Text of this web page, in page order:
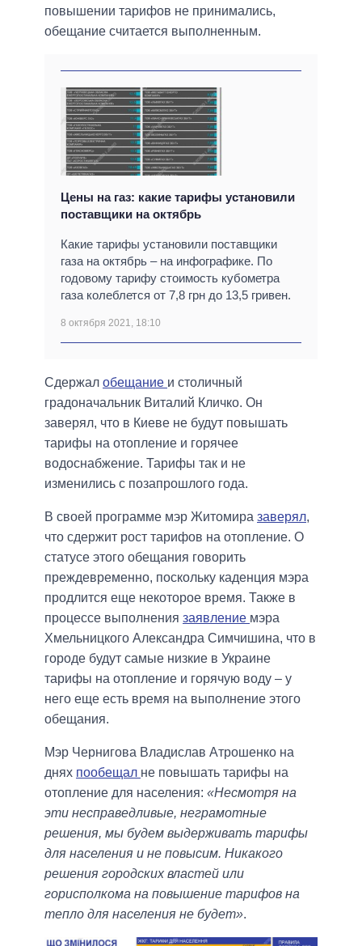
повышении тарифов не принимались,
обещание считается выполненным.
Цены на газ: какие тарифы установили
поставщики на октябрь
Какие тарифы установили поставщики
газа на октябрь – на инфографике. По
годовому тарифу стоимость кубометра
газа колеблется от 7,8 грн до 13,5 гривен.
8 октября 2021, 18:10
Сдержал обещание и столичный
градоначальник Виталий Кличко. Он
заверял, что в Киеве не будут повышать
тарифы на отопление и горячее
водоснабжение. Тарифы так и не
изменились с позапрошлого года.
В своей программе мэр Житомира заверял,
что сдержит рост тарифов на отопление. О
статусе этого обещания говорить
преждевременно, поскольку каденция мэра
продлится еще некоторое время. Также в
процессе выполнения заявление мэра
Хмельницкого Александра Симчишина, что в
городе будут самые низкие в Украине
тарифы на отопление и горячую воду – у
него еще есть время на выполнение этого
обещания.
Мэр Чернигова Владислав Атрошенко на
днях пообещал не повышать тарифы на
отопление для населения: «Несмотря на
эти несправедливые, неграмотные
решения, мы будем выдерживать тарифы
для населения и не повысим. Никакого
решения городских властей или
горисполкома на повышение тарифов на
тепло для населения не будет».